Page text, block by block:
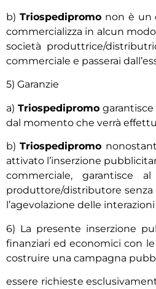
b) Triospedipromo non è un
commercializza in alcun
società produttrice/
commerciale e passerai
5) Garanzie
a) Triospedipromo
dal momento che verrà
b)Triospedipromo
attivato l’inserzione
commerciale, garantisce
produttore/distributore
l’agevolazione delle
6) La presente inserzione
finanziari ed economici con
costruire una campagna
essere richieste